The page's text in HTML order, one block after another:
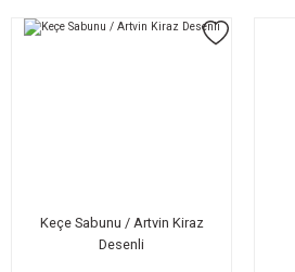
Keçe Sabunu / Artvin Kiraz
Desenli